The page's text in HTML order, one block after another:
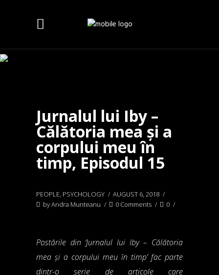
Jurnalul lui Iby –
Călătoria mea și a
corpului meu în
timp, Episodul 15
PEOPLE, PSYCHOLOGY
AUGUST 6, 2018
byAndra Munteanu 0 Comments 0
Postările din ‘Jurnalul lui Iby – Călătoria
mea și a corpului meu în timp’ fac parte
dintr-o serie de articole care